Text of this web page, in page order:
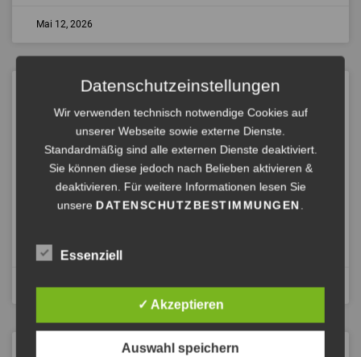
Mai 12, 2026
STÄRKE UND VERLETZLICHKEIT:
DIE FÜHRUNGSKRAFT HINTER
DER ROLLE
Ein Auszug aus dem entstehenden Buchprojekt
Balanzielle Führung von Astrid Göschel M.A. Hören Sie
gerne in die Folge. Der Ton ist diesmal etwas eigen –
März 22, 2026
Datenschutzeinstellungen
Wir verwenden technisch notwendige Cookies auf
unserer Webseite sowie externe Dienste.
Standardmäßig sind alle externen Dienste deaktiviert.
Sie können diese jedoch nach Belieben aktivieren &
deaktivieren. Für weitere Informationen lesen Sie
unsereDATENSCHUTZBESTIMMUNGEN.
Essenziell
✓ Akzeptieren
Auswahl speichern